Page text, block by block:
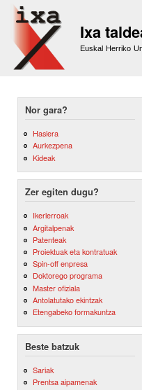
Ixa
Euskal Herriko
Nor gara?
Hasiera
Aurkezpena
Kideak
Zer egiten dugu?
Ikerlerroak
Argitalpenak
Patenteak
Proiektuak eta kontratuak
Spin-off enpresa
Doktorego programa
Master ofiziala
Antolatutako ekintzak
Etengabeko formakuntza
Beste batzuk
Sariak
Prentsa aipamenak